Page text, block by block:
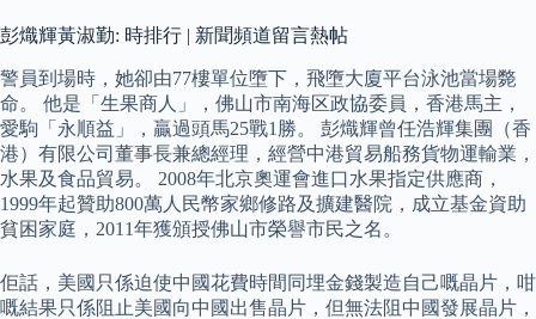
彭熾輝黃淑勤: 時排行 | 新聞頻道留言熱帖
警員到場時，她卻由77樓單位墮下，飛墮大廈平台泳池當場斃
命。 他是「生果商人」，佛山市南海区政協委員，香港馬主，
愛駒「永順益」，贏過頭馬25戰1勝。 彭熾輝曾任浩輝集團（香
港）有限公司董事長兼總經理，經營中港貿易船務貨物運輸業，
水果及食品貿易。 2008年北京奧運會進口水果指定供應商，
1999年起贊助800萬人民幣家鄉修路及擴建醫院，成立基金資助
貧困家庭，2011年獲頒授佛山市榮譽市民之名。
佢話，美國只係迫使中國花費時間同埋金錢製造自己嘅晶片，咁
嘅結果只係阻止美國向中國出售晶片，但無法阻中國發展晶片，